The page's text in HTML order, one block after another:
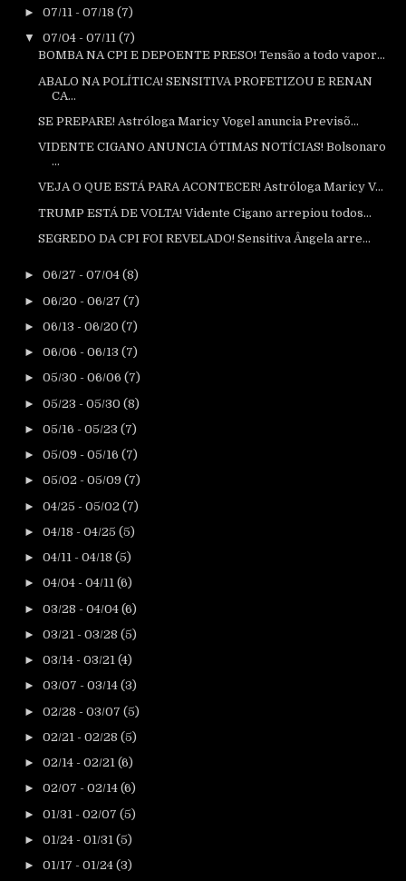
► 07/11 - 07/18 (7)
▼ 07/04 - 07/11 (7)
BOMBA NA CPI E DEPOENTE PRESO! Tensão a todo vapor...
ABALO NA POLÍTICA! SENSITIVA PROFETIZOU E RENAN
CA...
SE PREPARE! Astróloga Maricy Vogel anuncia Previsõ...
VIDENTE CIGANO ANUNCIA ÓTIMAS NOTÍCIAS! Bolsonaro
...
VEJA O QUE ESTÁ PARA ACONTECER! Astróloga Maricy V...
TRUMP ESTÁ DE VOLTA! Vidente Cigano arrepiou todos...
SEGREDO DA CPI FOI REVELADO! Sensitiva Ângela arre...
► 06/27 - 07/04 (8)
► 06/20 - 06/27 (7)
► 06/13 - 06/20 (7)
► 06/06 - 06/13 (7)
► 05/30 - 06/06 (7)
► 05/23 - 05/30 (8)
► 05/16 - 05/23 (7)
► 05/09 - 05/16 (7)
► 05/02 - 05/09 (7)
► 04/25 - 05/02 (7)
► 04/18 - 04/25 (5)
► 04/11 - 04/18 (5)
► 04/04 - 04/11 (6)
► 03/28 - 04/04 (6)
► 03/21 - 03/28 (5)
► 03/14 - 03/21 (4)
► 03/07 - 03/14 (3)
► 02/28 - 03/07 (5)
► 02/21 - 02/28 (5)
► 02/14 - 02/21 (6)
► 02/07 - 02/14 (6)
► 01/31 - 02/07 (5)
► 01/24 - 01/31 (5)
► 01/17 - 01/24 (3)